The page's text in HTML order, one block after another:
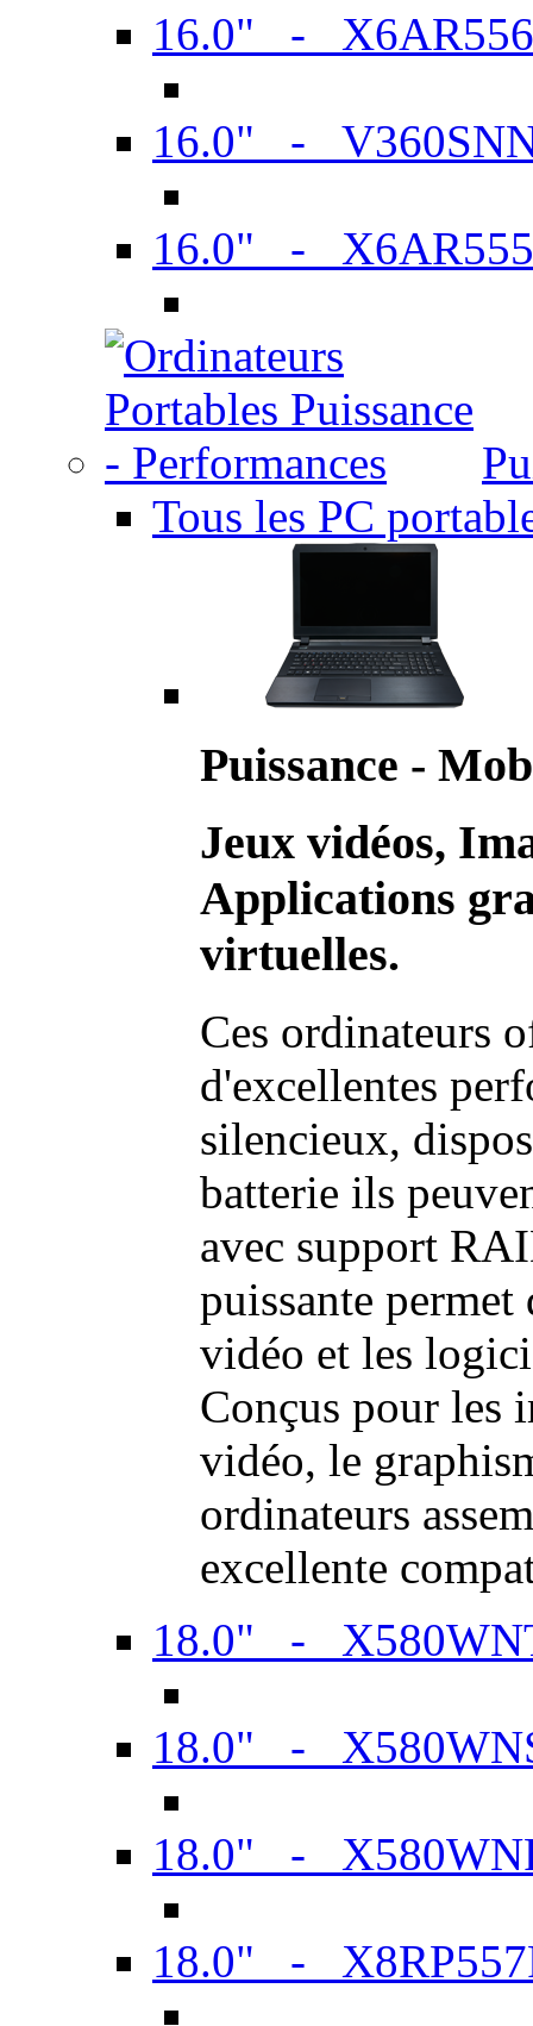
16.0" -
16.0" -
16.0" -
Tous les PC
Puissance -
Jeux vidéos,
Applications
virtuelles.
Ces ordinateurs
d'excellentes
silencieux,
batterie ils
avec support
puissante permet
vidéo et les
Conçus pour les
vidéo, le
ordinateurs
excellente
18.0" -
18.0" -
18.0" -
18.0" -